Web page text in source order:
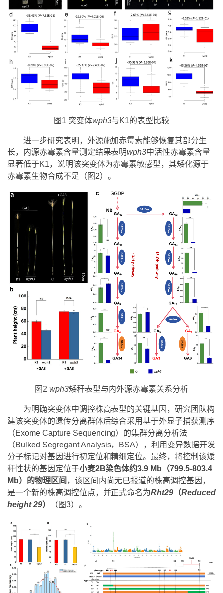
图1 突变体wph3与K1的表型比较
进一步研究表明，外源施加赤霉素能够恢复其部分生
长，内源赤霉素含量测定结果表明wph3中活性赤霉素含量
显著低于K1，说明该突变体为赤霉素敏感型，其矮化源于
赤霉素生物合成不足（图2）。
图2 wph3矮秆表型与内外源赤霉素关系分析
为明确突变体中调控株高表型的关键基因，研究团队构
建该突变体的遗传分离群体后综合采用基于外显子捕获测序
（Exome Capture Sequencing）的集群分离分析法
（Bulked Segregant Analysis，BSA），利用变异数据开发
分子标记对基因进行初定位和精细定位。最终，将控制该矮
秆性状的基因定位于小麦2B染色体约3.9 Mb（799.5-803.4
Mb）的物理区间 ，该区间内尚无已报道的株高调控基因，
是一个新的株高调控位点，并正式命名为Rht29 （Reduced
height 29） （图3）。